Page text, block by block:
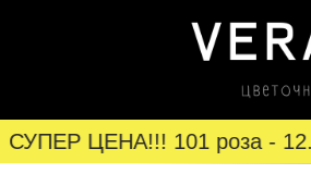
ЦЕНА!!! 101 роза -